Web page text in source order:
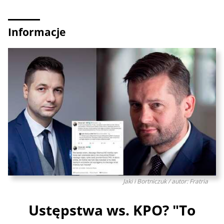
Informacje
Jaki i Bortniczuk / autor: Fratria
Ustępstwa ws. KPO? "To